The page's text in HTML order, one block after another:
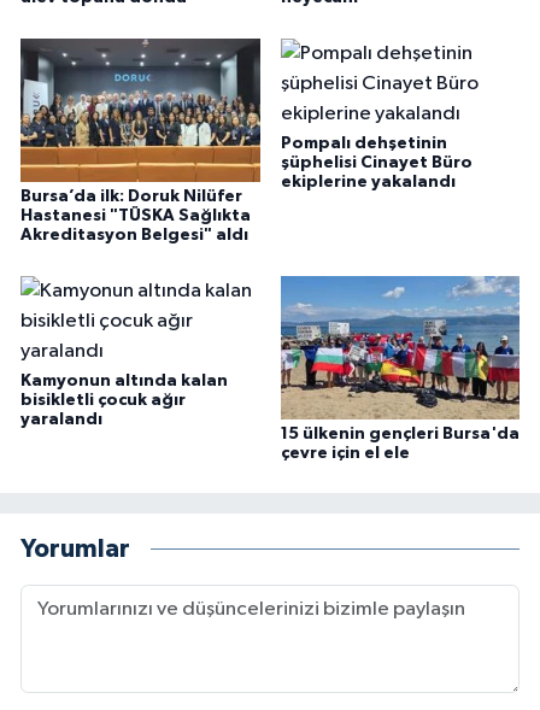
Bursa’da ilk: Doruk Nilüfer
Hastanesi "TÜSKA Sağlıkta
Akreditasyon Belgesi" aldı
Pompalı dehşetinin
şüphelisi Cinayet Büro
ekiplerine yakalandı
Kamyonun altında kalan
bisikletli çocuk ağır
yaralandı
15 ülkenin gençleri Bursa'da
çevre için el ele
Yorumlar